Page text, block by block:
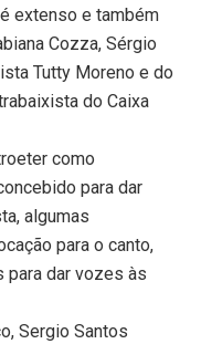
extenso e também
Cozza, Sérgio
Tutty Moreno e do
do Caixa
como
para dar
algumas
para o canto,
para dar vozes às
Sergio Santos